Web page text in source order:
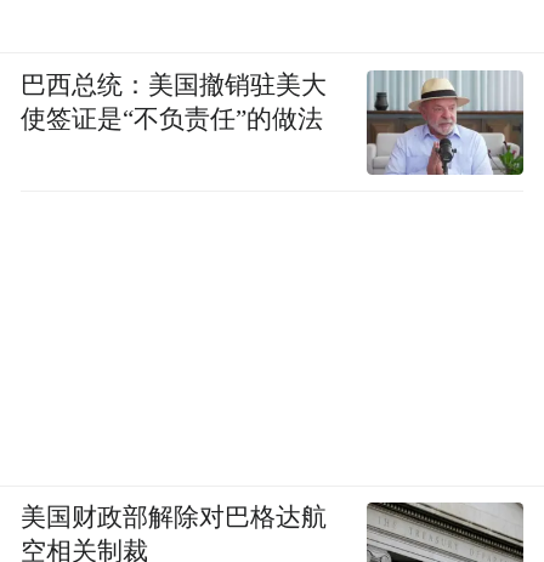
巴西总统：美国撤销驻美大
使签证是“不负责任”的做法
美国财政部解除对巴格达航
空相关制裁